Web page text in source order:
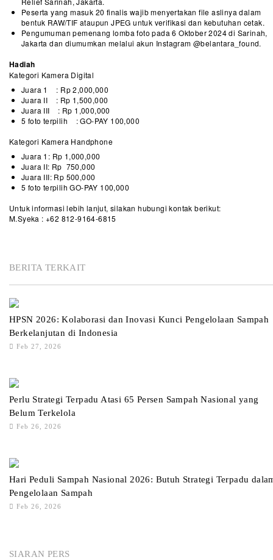
Peserta yang masuk 20 finalis wajib menyertakan file aslinya dalam
bentuk RAW/TIF ataupun JPEG untuk verifikasi dan kebutuhan cetak.
Pengumuman pemenang lomba foto pada 6 Oktober 2024 di Sarinah,
Jakarta dan diumumkan melalui akun Instagram @belantara_found.
Hadiah
Kategori Kamera Digital
Juara 1 : Rp 2,000,000
Juara II : Rp 1,500,000
Juara III : Rp 1,000,000
5 foto terpilih : GO-PAY 100,000
Kategori Kamera Handphone
Juara 1: Rp 1,000,000
Juara II: Rp 750,000
Juara III: Rp 500,000
5 foto terpilih GO-PAY 100,000
Untuk informasi lebih lanjut, silakan hubungi kontak berikut:
M.Syeka : +62 812-9164-6815
BERITA TERKAIT
HPSN 2026: Kolaborasi dan Inovasi Kunci Pengelolaan Sampah
Berkelanjutan di Indonesia
Feb 27, 2026
Perlu Strategi Terpadu Atasi 65 Persen Sampah Nasional yang
Belum Terkelola
Feb 26, 2026
Hari Peduli Sampah Nasional 2026: Butuh Strategi Terpadu
Pengelolaan Sampah
Feb 26, 2026
SIARAN PERS